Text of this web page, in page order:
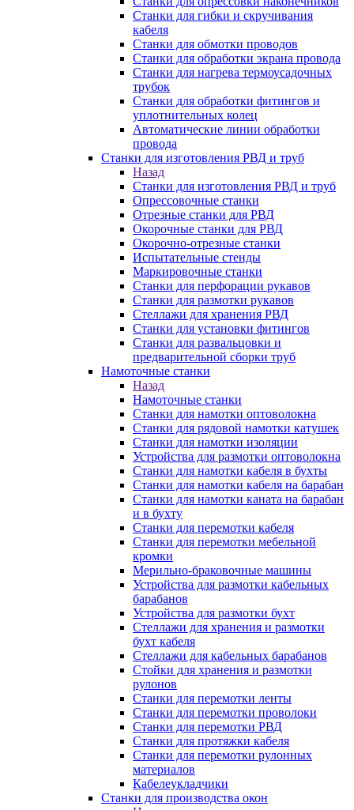
Станки для гибки и скручивания
кабеля
Станки для обмотки проводов
Станки для обработки экрана провода
Станки для нагрева термоусадочных
трубок
Станки для обработки фитингов и
уплотнительных колец
Автоматические линии обработки
провода
Станки для изготовления РВД и труб
Назад
Станки для изготовления РВД и труб
Опрессовочные станки
Отрезные станки для РВД
Окорочные станки для РВД
Окорочно-отрезные станки
Испытательные стенды
Маркировочные станки
Станки для перфорации рукавов
Станки для размотки рукавов
Стеллажи для хранения РВД
Станки для установки фитингов
Станки для развальцовки и
предварительной сборки труб
Намоточные станки
Назад
Намоточные станки
Станки для намотки оптоволокна
Станки для рядовой намотки катушек
Станки для намотки изоляции
Устройства для размотки оптоволокна
Станки для намотки кабеля в бухты
Станки для намотки кабеля на барабан
Станки для намотки каната на барабан
и в бухту
Станки для перемотки кабеля
Станки для перемотки мебельной
кромки
Мерильно-браковочные машины
Устройства для размотки кабельных
барабанов
Устройства для размотки бухт
Стеллажи для хранения и размотки
бухт кабеля
Стеллажи для кабельных барабанов
Стойки для хранения и размотки
рулонов
Станки для перемотки ленты
Станки для перемотки проволоки
Станки для перемотки РВД
Станки для протяжки кабеля
Станки для перемотки рулонных
материалов
Кабелеукладчики
Станки для производства окон